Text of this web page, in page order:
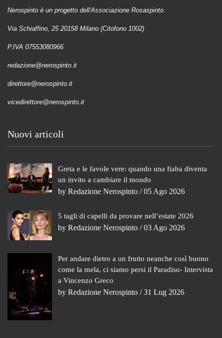
Nerospinto è un progetto dell'Associazione Rosaspinto.
Via Schiaffino, 25 20158 Milano (Citofono 1002)
P.IVA 07553080966
redazione@nerospinto.it
direttore@nerospinto.it
vicedirettore@nerospinto.it
Nuovi articoli
Greta e le favole vere: quando una fiaba diventa
un invito a cambiare il mondo
by Redazione Nerospinto / 05 Ago 2026
5 tagli di capelli da provare nell’estate 2026
by Redazione Nerospinto / 03 Ago 2026
Per andare dietro a un frutto neanche così buono
come la mela, ci siamo persi il Paradiso- Intervista
a Vincenzo Greco
by Redazione Nerospinto / 31 Lug 2026